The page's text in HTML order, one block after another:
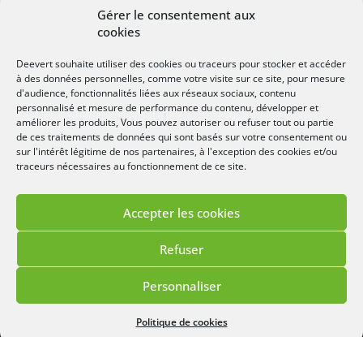
Gérer le consentement aux
cookies
Deevert souhaite utiliser des cookies ou traceurs pour stocker et accéder
à des données personnelles, comme votre visite sur ce site, pour mesure
d'audience, fonctionnalités liées aux réseaux sociaux, contenu
personnalisé et mesure de performance du contenu, développer et
améliorer les produits, Vous pouvez autoriser ou refuser tout ou partie
de ces traitements de données qui sont basés sur votre consentement ou
sur l'intérêt légitime de nos partenaires, à l'exception des cookies et/ou
traceurs nécessaires au fonctionnement de ce site.
Accepter les cookies
Refuser
Personnaliser
Politique de cookies
SUIVEZ-NOUS...
deevert.com
Mentions légales Politique de cookies